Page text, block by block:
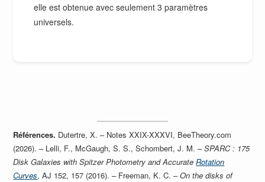
elle est obtenue avec seulement 3 paramètres
universels.
Références. Dutertre, X. – Notes XXIX-XXXVI, BeeTheory.com
(2026). – Lelli, F., McGaugh, S. S., Schombert, J. M. –SPARC : 175
Disk Galaxies with Spitzer Photometry and AccurateRotation
Curves, AJ 152, 157 (2016). – Freeman, K. C. –On the disks of